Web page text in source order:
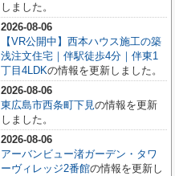
しました。
2026-08-06
【VR公開中】西本ハウス施工の築
浅注文住宅｜伴駅徒歩4分｜伴東1
丁目4LDKの情報を更新しました。
2026-08-06
東広島市西条町下見の情報を更新
しました。
2026-08-06
アーバンビュー渚ガーデン・タワ
ーヴィレッジ2番館の情報を更新し